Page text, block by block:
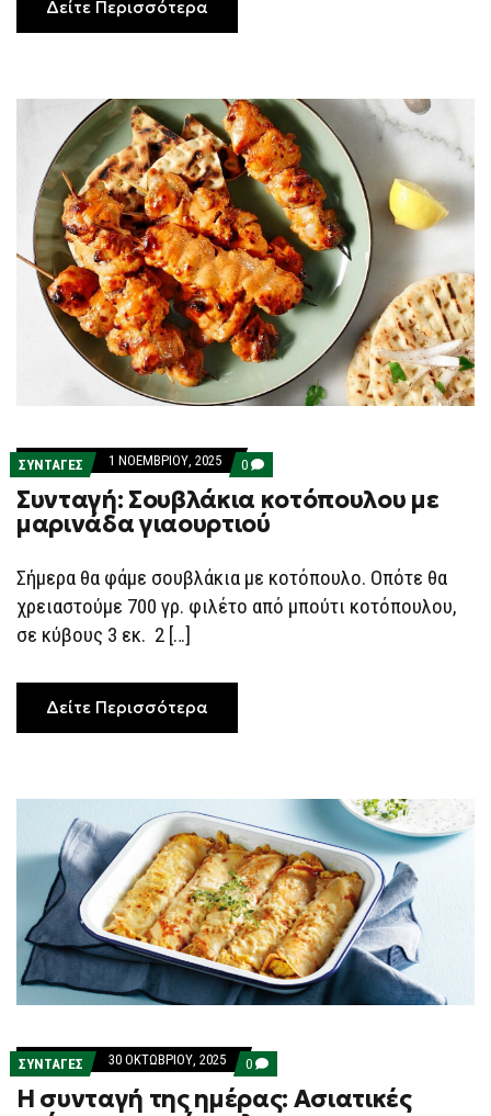
Δείτε Περισσότερα
ΣΥΝΤΑΓΕΣ 1 ΝΟΕΜΒΡΊΟΥ, 2025 0 COMMENTS
ON
ΣΥΝΤΑΓΉ:
ΣΟΥΒΛΆΚΙΑ
ΚΟΤΌΠΟΥΛΟΥ
ΓΙΑΟΥΡΤΙΟΎ
Συνταγή: Σουβλάκια κοτόπουλου με
μαρινάδα γιαουρτιού
Σήμερα θα φάμε σουβλάκια με κοτόπουλο. Οπότε θα
χρειαστούμε 700 γρ. φιλέτο από μπούτι κοτόπουλου,
σε κύβους 3 εκ. 2 […]
Δείτε Περισσότερα
ΣΥΝΤΑΓΕΣ 30 ΟΚΤΩΒΡΊΟΥ, 2025 0 COMMENTS
ON
Η
ΣΥΝΤΑΓΉ
Η συνταγή της ημέρας: Ασιατικές